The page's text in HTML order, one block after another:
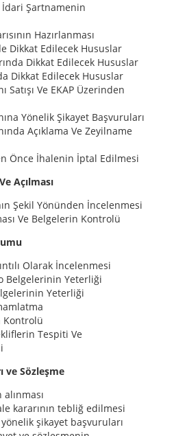
İdari Şartnamenin
Hazırlanması
Dikkat Edilecek Hususlar
Dikkat Edilecek Hususlar
Dikkat Edilecek Hususlar
Satışı Ve EKAP Üzerinden
Yönelik Şikayet Başvuruları
Açıklama Ve Zeyilname
Önce İhalenin İptal Edilmesi
Açılması
Şekil Yönünden İncelenmesi
Ve Belgelerin Kontrolü
Olarak İncelenmesi
Belgelerinin Yeterliği
Yeterliği
Kontrolü
Tespiti Ve
ve Sözleşme
kararının tebliğ edilmesi
şikayet başvuruları